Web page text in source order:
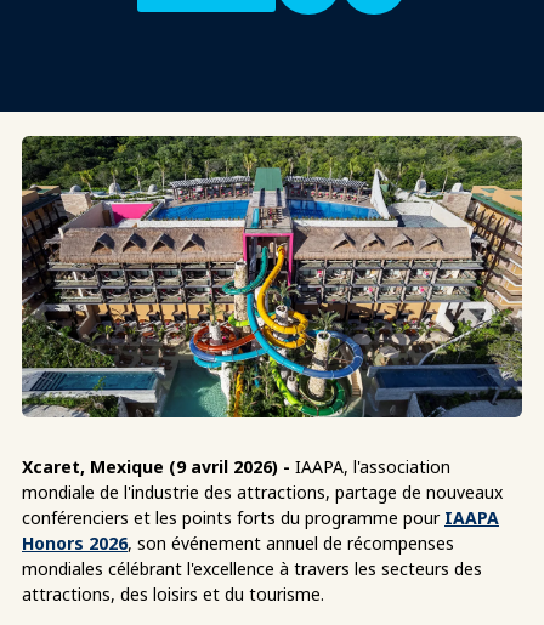
Xcaret, Mexique (9 avril 2026) - IAAPA, l'association
mondiale de l'industrie des attractions, partage de nouveaux
conférenciers et les points forts du programme pour IAAPA
Honors 2026, son événement annuel de récompenses
mondiales célébrant l'excellence à travers les secteurs des
attractions, des loisirs et du tourisme.